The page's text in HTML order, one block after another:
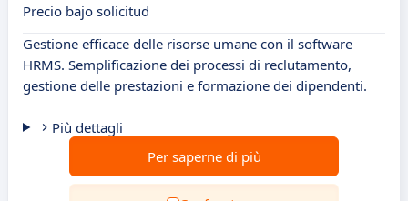
Precio bajo solicitud
Gestione efficace delle risorse umane con il software
HRMS. Semplificazione dei processi di reclutamento,
gestione delle prestazioni e formazione dei dipendenti.
Più dettagli
Per saperne di più